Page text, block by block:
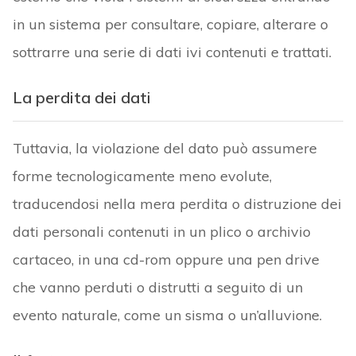
in un sistema per consultare, copiare, alterare o
sottrarre una serie di dati ivi contenuti e trattati.
La perdita dei dati
Tuttavia, la violazione del dato può assumere
forme tecnologicamente meno evolute,
traducendosi nella mera perdita o distruzione dei
dati personali contenuti in un plico o archivio
cartaceo, in una cd-rom oppure una pen drive
che vanno perduti o distrutti a seguito di un
evento naturale, come un sisma o un’alluvione.